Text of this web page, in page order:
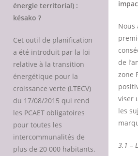
énergie territorial) :
késako ?
Cet outil de planification
a été introduit par la loi
relative à la transition
énergétique pour la
croissance verte (LTECV)
du 17/08/2015 qui rend
les PCAET obligatoires
pour toutes les
intercommunalités de
plus de 20 000 habitants.
Nous
de
zone
viser
les
3.1 –